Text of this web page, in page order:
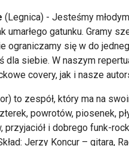
(Legnica) - Jesteśmy
umarłego gatunku. Gramy
ograniczamy się w do
dla siebie. W naszym
covery, jak i nasze
to zespół, który ma na
powrotów, piosenek,
przyjaciół i dobrego funk-
Jerzy Koncur – gitara,